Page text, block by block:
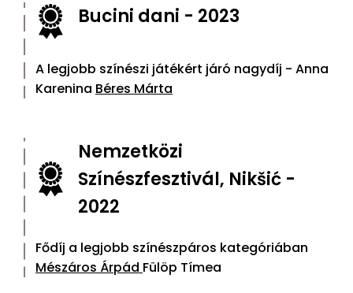
Bucini dani - 2023
A legjobb színészi játékért járó nagydíj - Anna
Karenina Béres Márta
Nemzetközi
Színészfesztivál, Nikšić -
2022
Fődíj a legjobb színészpáros kategóriában
Mészáros Árpád Fülöp Tímea